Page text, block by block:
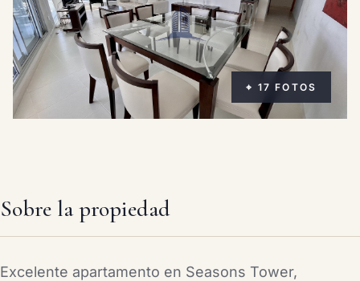
⌖ 17 FOTOS
Sobre la propiedad
Excelente apartamento en Seasons Tower,